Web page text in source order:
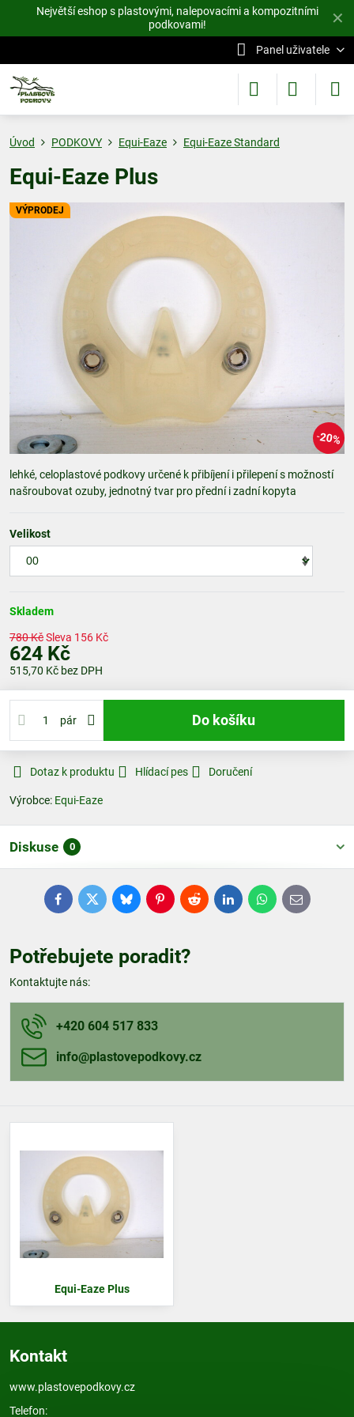
✕
Největší eshop s plastovými, nalepovacími a kompozitními
podkovami!
Panel uživatele
VÝPRODEJ
20%
Úvod PODKOVY Equi-Eaze Equi-Eaze Standard
Equi-Eaze Plus
lehké, celoplastové podkovy určené k přibíjení i přilepení s možností
našroubovat ozuby, jednotný tvar pro přední i zadní kopyta
Velikost
Skladem
780 KčSleva 156 Kč
624 Kč
515,70 Kč bez DPH
pár Do košíku
Dotaz k produktu Hlídací pes Doručení
Výrobce: Equi-Eaze
Diskuse 0
FacebookTwitterBlueskyPinterestRedditLinkedInWhatsApp
E-
mail
Potřebujete poradit?
Kontaktujte nás:
+420 604 517 833
info​@plastovepodkovy​.cz
Equi-Eaze Plus
Kontakt
www.plastovepodkovy.cz
Telefon: